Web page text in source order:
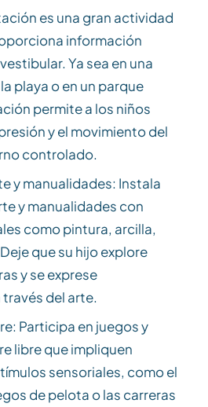
es una gran actividad
información
Ya sea en una
playa o en un parque
permite a los niños
y el movimiento del
controlado.
y manualidades: Instala
y manualidades con
como pintura, arcilla,
que su hijo explore
y se exprese
del arte.
Participa en juegos y
libre que impliquen
sensoriales, como el
de pelota o las carreras